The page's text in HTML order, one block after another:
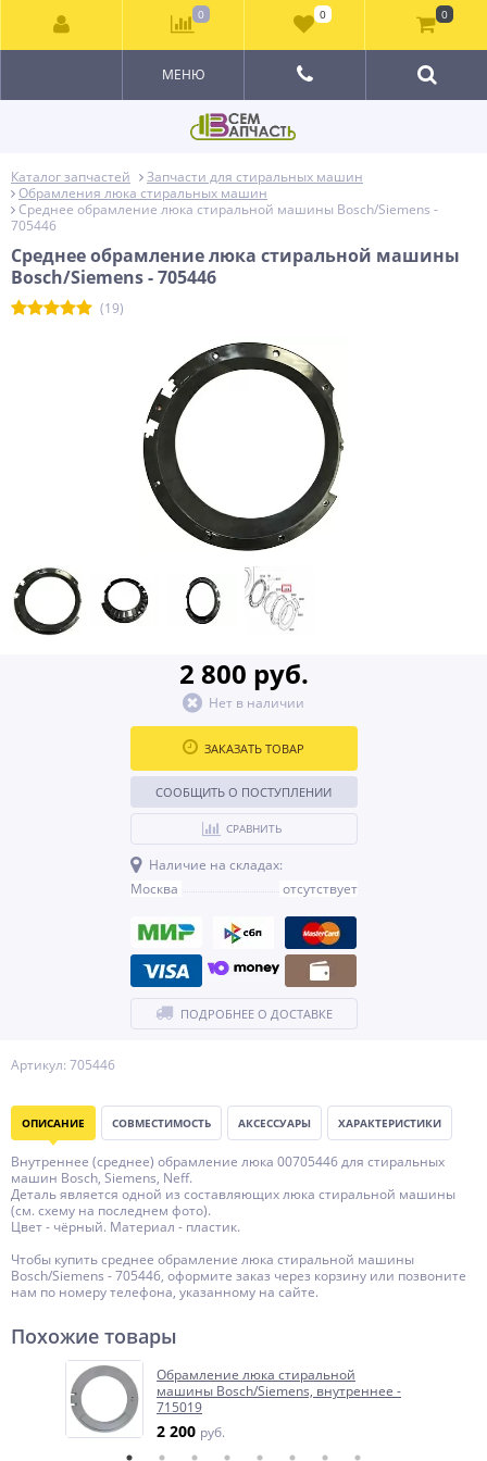
МЕНЮ
Каталог запчастей
Запчасти для стиральных машин
Обрамления люка стиральных машин
Среднее обрамление люка стиральной машины Bosch/Siemens -
705446
Среднее обрамление люка стиральной машины
Bosch/Siemens - 705446
(19)
Артикул: 705446
2 800 руб.
Нет в наличии
ЗАКАЗАТЬ ТОВАР
СООБЩИТЬ О ПОСТУПЛЕНИИ
СРАВНИТЬ
Наличие на складах:
Москва
отсутствует
ПОДРОБНЕЕ О ДОСТАВКЕ
ОПИСАНИЕ СОВМЕСТИМОСТЬ АКСЕССУАРЫ ХАРАКТЕРИСТИКИ
Внутреннее (среднее) обрамление люка 00705446 для стиральных
машин Bosch, Siemens, Neff.
Деталь является одной из составляющих люка стиральной машины
(см. схему на последнем фото).
Цвет - чёрный. Материал - пластик.
Чтобы купить среднее обрамление люка стиральной машины
Bosch/Siemens - 705446, оформите заказ через корзину или позвоните
нам по номеру телефона, указанному на сайте.
Похожие товары
Обрамление люка стиральной
машины Bosch/Siemens, внутреннее -
715019
2 200 руб.
0 0 0